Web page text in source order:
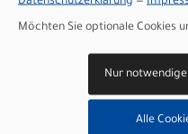
Varianten
sind wie bei uns in der
Möchten Sie optionale Cookies
Nur notwendige
Alle